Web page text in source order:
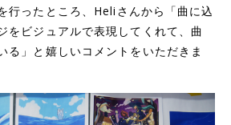
行ったところ、Heliさんから「曲に込
をビジュアルで表現してくれて、曲
る」と嬉しいコメントをいただきま